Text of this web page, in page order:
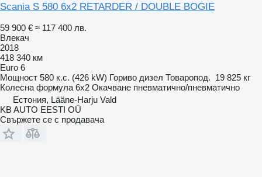
Scania S 580 6x2 RETARDER / DOUBLE BOGIE
59 900 € ≈ 117 400 лв.
Влекач
2018
418 340 км
Euro 6
Мощност 580 к.с. (426 kW) Гориво дизел Товаропод. 19 825 кг
Колесна формула 6x2 Окачване пневматично/пневматично
Естония, Lääne-Harju Vald
KB AUTO EESTI OÜ
Свържете се с продавача